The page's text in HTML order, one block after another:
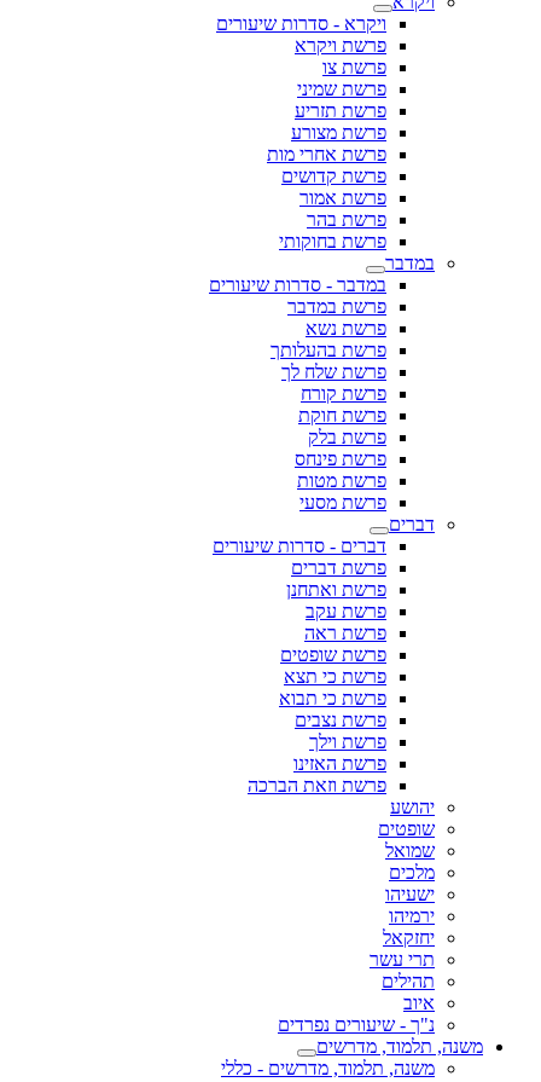
ויקרא - סדרות שיעורים
פרשת ויקרא
פרשת צו
פרשת שמיני
פרשת תזריע
פרשת מצורע
פרשת אחרי מות
פרשת קדושים
פרשת אמור
פרשת בהר
פרשת בחוקותי
במדבר
במדבר - סדרות שיעורים
פרשת במדבר
פרשת נשא
פרשת בהעלותך
פרשת שלח לך
פרשת קורח
פרשת חוקת
פרשת בלק
פרשת פינחס
פרשת מטות
פרשת מסעי
דברים
דברים - סדרות שיעורים
פרשת דברים
פרשת ואתחנן
פרשת עקב
פרשת ראה
פרשת שופטים
פרשת כי תצא
פרשת כי תבוא
פרשת נצבים
פרשת וילך
פרשת האזינו
פרשת וזאת הברכה
יהושע
שופטים
שמואל
מלכים
ישעיהו
ירמיהו
יחזקאל
תרי עשר
תהילים
איוב
נ"ך - שיעורים נפרדים
משנה, תלמוד, מדרשים
משנה, תלמוד, מדרשים - כללי